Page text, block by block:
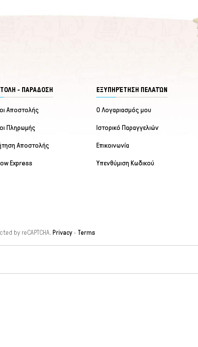
- ΠΑΡΑΔΟΣΗ
Αποστολής
Πληρωμής
Αποστολής
Express
ΕΞΥΠΗΡΈΤΗΣΗ ΠΕΛΑΤΏΝ
Ο Λογαριασμός μου
Ιστορικό Παραγγελιών
Επικοινωνία
Υπενθύμιση Κωδικού
by reCAPTCHA. Privacy- Terms